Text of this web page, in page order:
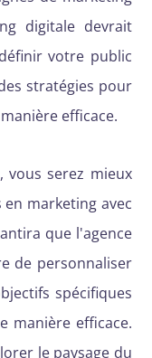
digitale devrait
votre public
stratégies pour
efficace.
vous serez mieux
marketing avec
que l'agence
de personnaliser
spécifiques
manière efficace.
le paysage du